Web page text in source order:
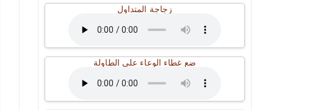
زجاجة المتداول
ضع غطاء الوعاء على الطاولة